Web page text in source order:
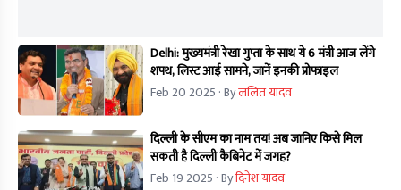
Delhi: मुख्यमंत्री रेखा गुप्ता के साथ ये 6 मंत्री आज लेंगे
शपथ, लिस्ट आई सामने, जानें इनकी प्रोफाइल
Feb 20 2025 · Byललित यादव
दिल्ली के सीएम का नाम तय! अब जानिए किसे मिल
सकती है दिल्ली कैबिनेट में जगह?
Feb 19 2025 · Byदिनेश यादव